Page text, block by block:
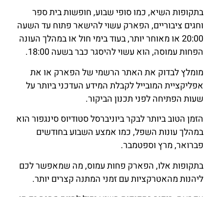
בתקופות השיא, כמו סופי שבוע, חופשות בית ספר
וחגים ציבוריים, הפארק עשוי להישאר פתוח עד השעה
20:00 או מאוחר יותר, בעוד בימי חול או במהלך העונה
הפחות עמוסה, הוא עשוי להיסגר כבר בשעה 18:00.
מומלץ לבדוק את האתר הרשמי של הפארק או את
אפליקציית המובייל לקבלת המידע העדכני ביותר על
שעות הפתיחה לפני תכנון הביקור.
הזמן הטוב ביותר לבקר ביוניברסל סטודיוס סינגפור הוא
במהלך עונות השפל, כמו אמצע השבוע בחודשים
פברואר, מרץ וספטמבר.
בתקופות אלו, הפארק פחות עמוס, מה שמאפשר לכם
ליהנות מהאטרקציות עם זמני המתנה קצרים יותר.